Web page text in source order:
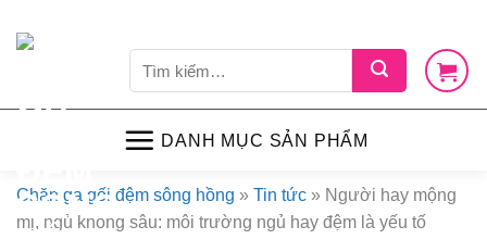
kiếm:
DANH MỤC SẢN PHẨM
Chăn ga gối đệm sông hồng » Tin tức » Người hay mộng
mị, ngủ không sâu: môi trường ngủ hay đệm là yếu tố